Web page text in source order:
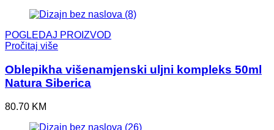
POGLEDAJ PROIZVOD
Pročitaj više
Oblepikha višenamjenski uljni kompleks 50ml
Natura Siberica
80.70 KM